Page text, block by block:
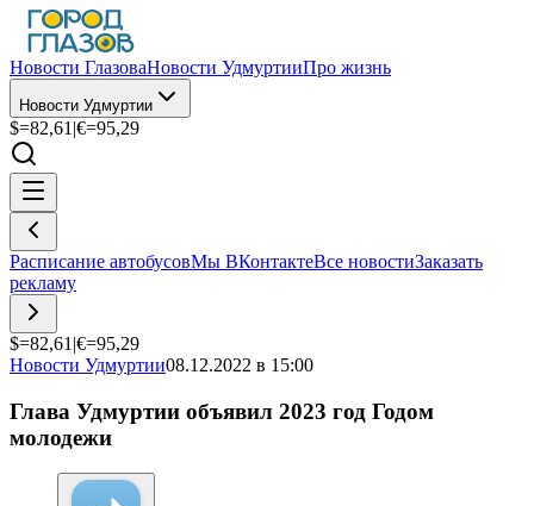
Новости ГлазоваНовости УдмуртииПро жизнь
Новости Удмуртии
$=82,61 |€=95,29
Расписание автобусовМы ВКонтактеВсе новостиЗаказать
рекламу
$=82,61 |€=95,29
Новости Удмуртии08.12.2022 в 15:00
Глава Удмуртии объявил 2023 год Годом
молодежи